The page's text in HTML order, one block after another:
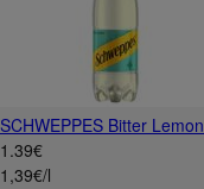
SCHWEPPES Bitter
1 .39€
1,39€/l